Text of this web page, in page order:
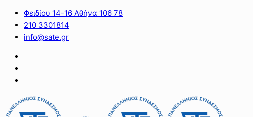
Φειδίου 14-16 Αθήνα 106 78
210 3301814
info@sate.gr